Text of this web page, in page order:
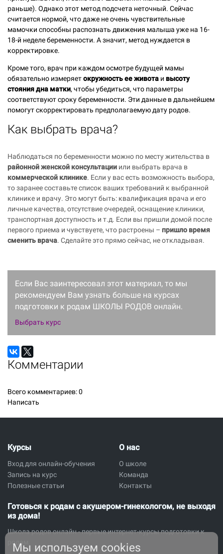
раньше). Однако этот метод подсчета неточный. Сейчас
считается нормой, что даже не очень чувствительные
мамочки способны распознать движения малыша уже на 16-
18-й неделе беременности. А значит, метод нуждается в
корректировке.
Кроме того, врач при каждом осмотре будущей мамы
обязательно измеряетокружность ее живота и высоту
стояния дна матки, чтобы убедиться, что параметры
соответствуют сроку беременности. Эти данные в дальнейшем
помогут скорректировать предполагаемую дату родов.
Как выбрать врача?
Наблюдаться по беременности можно по месту жительства в
районной женской консультации или выбрать врача в
коммерческой клинике. Если у вас есть возможность выбора,
то заранее составьте список ваших требований к выбранной
клинике и врачу. Это могут быть: квалификация врача и его
личные качества, отсутствие очередей, оснащение клиники,
транспортная доступность и т.д. Если вы пришли домой после
первого приема и чувствуете, что растроены – пришло время
сменить врача. Сделайте это прямо сейчас, не откладывая.
Если Вас заинтересовал этот материал, то мы
рекомендуем Вам узнать больше на курсах
подготовки к родам ШКОЛЫ РОДОВ онлайн.
Выбрать курс
Комментарии
Всего комментариев:0
Написать
Курсы
Вход для онлайн-обучения
Запись на курс
Полезные статьи
О нас
О школе
Команда
Контакты
Готовься к родам с акушером-гинекологом, не выходя
из дома!
Школа родов онлайн - первые интернет-курсы подготовки к
родам.
Мы используем cookies